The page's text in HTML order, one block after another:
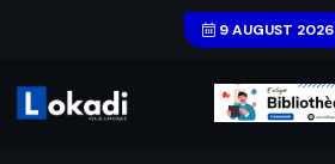
9 AUGUST 2026